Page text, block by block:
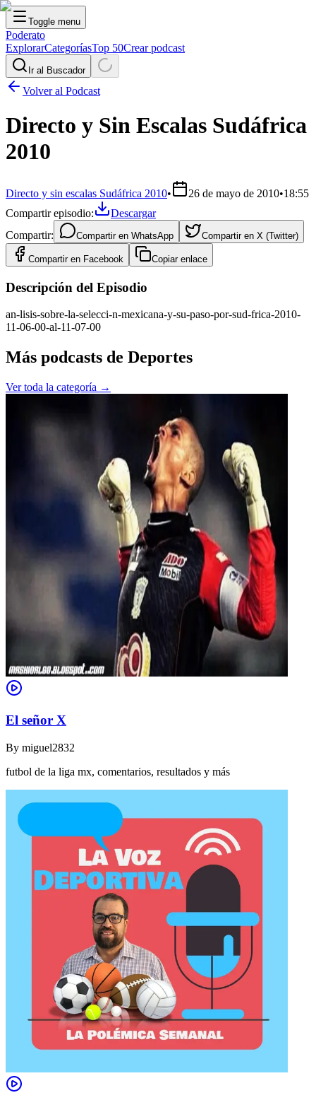
Toggle menu
Poderato
ExplorarCategoríasTop 50Crear podcast
Ir al Buscador
Volver al Podcast
Directo y Sin Escalas Sudáfrica
2010
Directo y sin escalas Sudáfrica 2010• 26 de mayo de 2010•18:55
Compartir episodio:
Descargar
Compartir:
Compartir en WhatsApp Compartir en X (Twitter)
Compartir en Facebook Copiar enlace
Descripción del Episodio
an-lisis-sobre-la-selecci-n-mexicana-y-su-paso-por-sud-frica-2010-
11-06-00-al-11-07-00
Más podcasts de Deportes
Ver toda la categoría →
El señor X
By miguel2832
futbol de la liga mx, comentarios, resultados y más